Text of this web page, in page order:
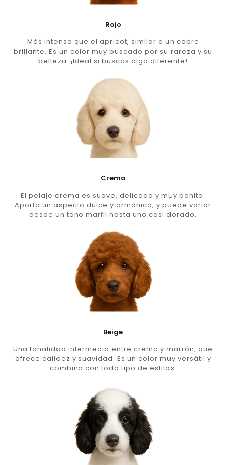
Rojo
Más intenso que el apricot, similar a un cobre
brillante. Es un color muy buscado por su rareza y su
belleza. ¡Ideal si buscas algo diferente!
Crema
El pelaje crema es suave, delicado y muy bonito.
Aporta un aspecto dulce y armónico, y puede variar
desde un tono marfil hasta uno casi dorado.
Beige
Una tonalidad intermedia entre crema y marrón, que
ofrece calidez y suavidad. Es un color muy versátil y
combina con todo tipo de estilos.